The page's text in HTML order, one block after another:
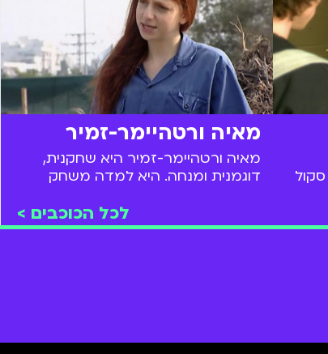
ישירה
מאיה ורטהיימר-זמיר
מאיה ורטהיימר-זמיר היא שחקנית,
דוגמנית ומנחה. היא למדה משחק
בעבר את תפקידה של הדס בסדרת
הדרמה המצליחה לנוער- "אליפים"
לכל הכוכבים >